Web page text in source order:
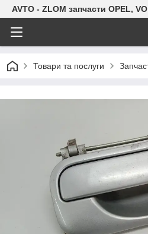
AVTO - ZLOM запчасти OPEL,
Товари та послуги